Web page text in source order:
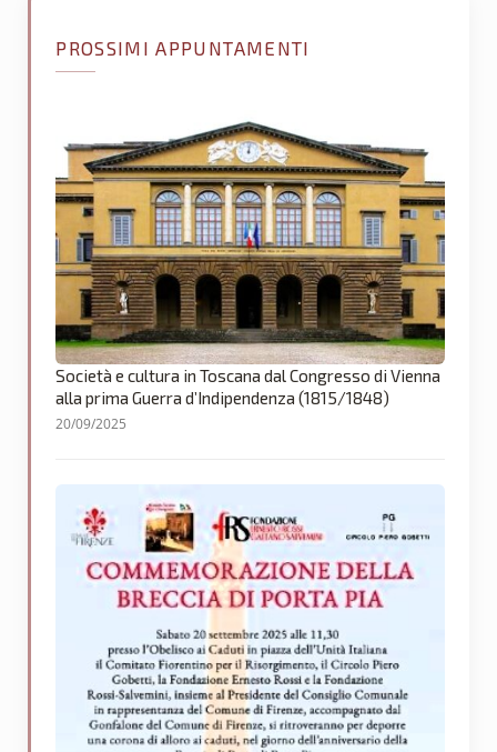
PROSSIMI APPUNTAMENTI
Società e cultura in Toscana dal Congresso di Vienna
alla prima Guerra d’Indipendenza (1815/1848)
20/09/2025